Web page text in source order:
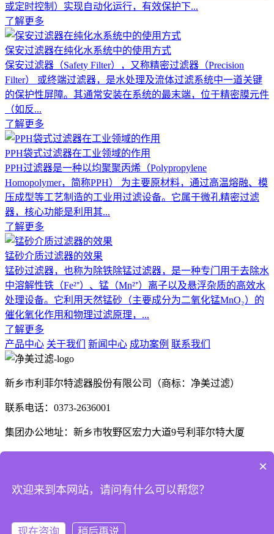
或定时控制）实现自动化运行，有效保护下...
了解更多
保安过滤器在纯化水系统中的使用方式
保安过滤器（Safety Filter），又称精密过滤器（Precision
Filter） 或终端过滤器，是水处理及流体过滤系统中一道关键
的保护性屏障。其通常安装在系统的最末端，位于精密膜元件
（如反...
了解更多
PPH袋式过滤器在工业领域的作用
PPH过滤器是一种以均聚聚丙烯（Polypropylene
Homopolymer，简称PPH） 为主要原材料，通过高温熔融、模
压成型等工艺制造的工业用过滤设备。它属于微孔精密过滤
器，核心功能是利用其...
了解更多
锰砂介质过滤器的效果
锰砂过滤器，也称为除铁除锰过滤器，是一种专门用于去除水
中溶解性铁（Fe²⁺）、锰（Mn²⁺）离子以及悬浮杂质的高效水
处理设备。它利用天然锰砂（主要成分为二氧化锰MnO₂）的
催化氧化作用和物理过滤原理，...
了解更多
产品中心 关于我们 新闻中心 成功案例 联系我们
新乡市利菲尔特滤器股份有限公司（商标：净美过滤）
联系电话：0373-2636001
集团办公地址：新乡市牧野区宏力大道9号利菲尔特大厦
河南省商丘市梁园区晨风大道1号
×
欢迎来到本网站，请问有什么可以帮您？
现在咨询 稍后再说